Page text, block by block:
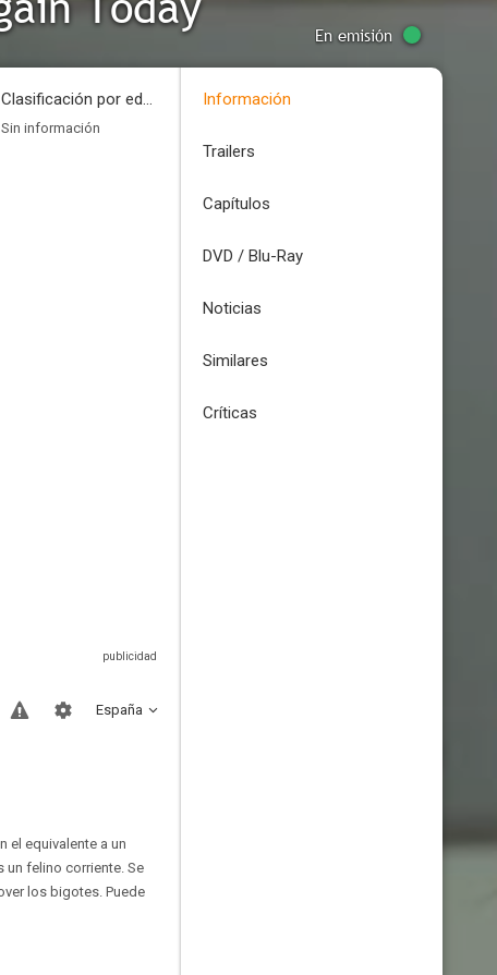
En emisión
Clasificación por edades
Sin información
España
el equivalente a un
un felino corriente. Se
los bigotes. Puede
Información
Trailers
Capítulos
DVD / Blu-Ray
Noticias
Similares
Críticas